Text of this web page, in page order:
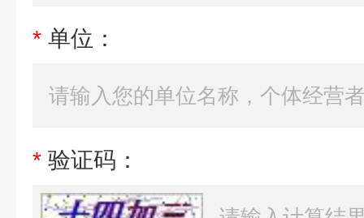
* 单位：
* 验证码：